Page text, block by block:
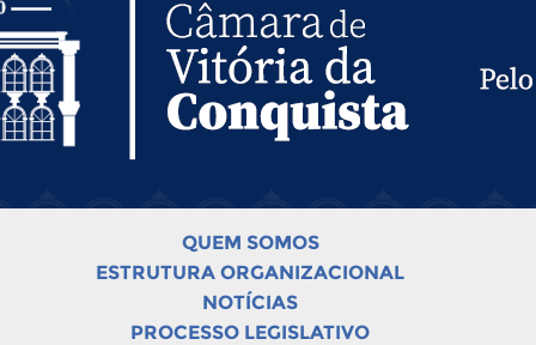
QUEM SOMOS
ESTRUTURA ORGANIZACIONAL
NOTÍCIAS
PROCESSO LEGISLATIVO